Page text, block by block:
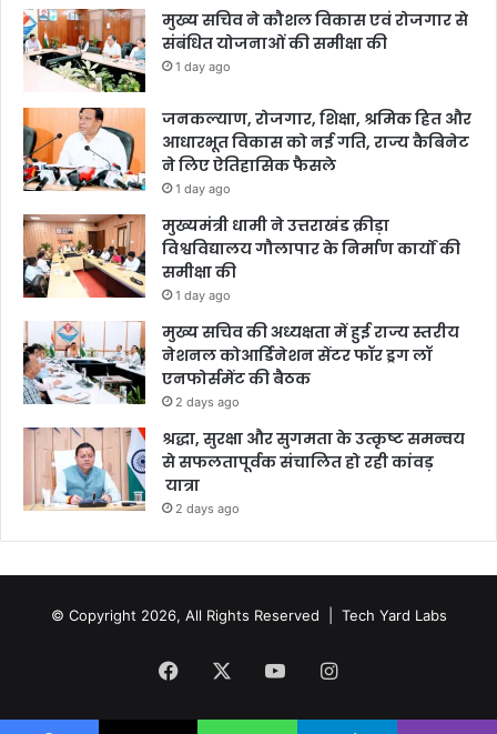
मुख्य सचिव ने कौशल विकास एवं रोजगार से
संबंधित योजनाओं की समीक्षा की
1 day ago
जनकल्याण, रोजगार, शिक्षा, श्रमिक हित और
आधारभूत विकास को नई गति, राज्य कैबिनेट
ने लिए ऐतिहासिक फैसले
1 day ago
मुख्यमंत्री धामी ने उत्तराखंड क्रीड़ा
विश्वविद्यालय गौलापार के निर्माण कार्यों की
समीक्षा की
1 day ago
मुख्य सचिव की अध्यक्षता में हुई राज्य स्तरीय
नेशनल कोआर्डिनेशन सेंटर फॉर ड्रग लॉ
एनफोर्समेंट की बैठक
2 days ago
श्रद्धा, सुरक्षा और सुगमता के उत्कृष्ट समन्वय
से सफलतापूर्वक संचालित हो रही कांवड़
यात्रा
2 days ago
© Copyright 2026, All Rights Reserved | Tech Yard Labs
Facebook YouTubeInstagram